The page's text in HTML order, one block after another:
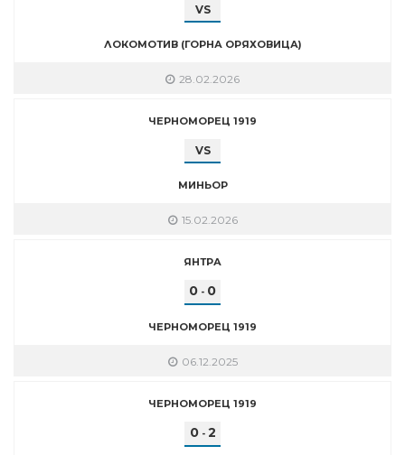
VS
ЛОКОМОТИВ (ГОРНА ОРЯХОВИЦА)
28.02.2026
ЧЕРНОМОРЕЦ 1919
VS
МИНЬОР
15.02.2026
ЯНТРА
0 - 0
ЧЕРНОМОРЕЦ 1919
06.12.2025
ЧЕРНОМОРЕЦ 1919
0- 2